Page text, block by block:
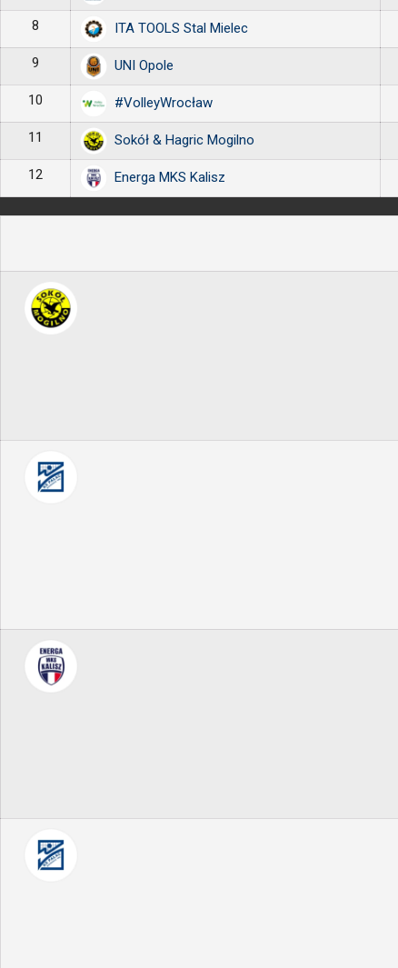
8 ITA TOOLS Stal Mielec
9 UNI Opole
10 #VolleyWrocław
11 Sokół & Hagric Mogilno
12 Energa MKS Kalisz